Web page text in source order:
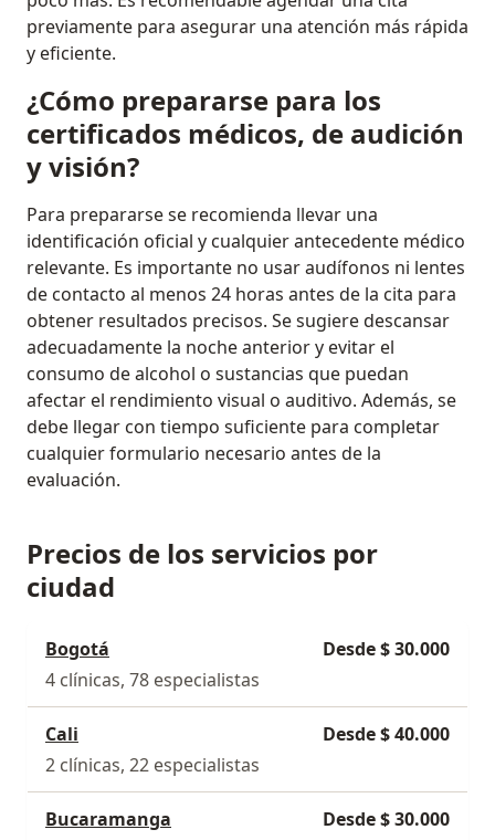
previamente para asegurar una atención más rápida
y eficiente.
¿Cómo prepararse para los
certificados médicos, de audición
y visión?
Para prepararse se recomienda llevar una
identificación oficial y cualquier antecedente médico
relevante. Es importante no usar audífonos ni lentes
de contacto al menos 24 horas antes de la cita para
obtener resultados precisos. Se sugiere descansar
adecuadamente la noche anterior y evitar el
consumo de alcohol o sustancias que puedan
afectar el rendimiento visual o auditivo. Además, se
debe llegar con tiempo suficiente para completar
cualquier formulario necesario antes de la
evaluación.
Precios de los servicios por
ciudad
Bogotá
Desde $ 30.000
4 clínicas, 78 especialistas
Cali
Desde $ 40.000
2 clínicas, 22 especialistas
Bucaramanga
Desde $ 30.000